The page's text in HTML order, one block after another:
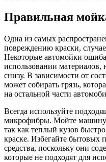
Правильная
Одна из самых
повреждению краски,
Некоторые автомойки
использовании материалов,
снизу. В зависимости от
может собирать грязь,
на остальной части
Всегда используйте
микрофибры. Мойте машину
так как теплый кузов
краске. Избегайте бытовых
средства, поскольку они
которые не подходят для